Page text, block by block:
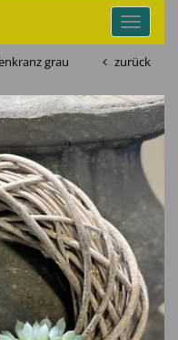
Toggle
grau zurück